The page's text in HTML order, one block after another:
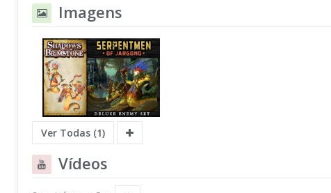
Imagens
Ver Todas (1)
Vídeos